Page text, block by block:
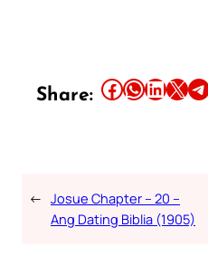
Share: Share this article on Facebook Share this article on WhatsApp Share this article on LinkedIn Share this article on X Share this article on Telegram
← Josue Chapter – 20 –
Ang Dating Biblia (1905)